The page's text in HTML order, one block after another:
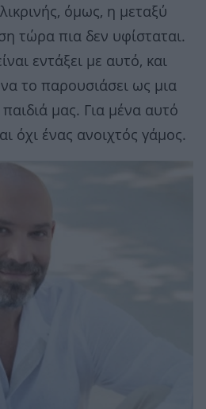
όμως, η μεταξύ
τώρα πια δεν υφίσταται.
εντάξει με αυτό, και
το παρουσιάσει ως μια
μας. Για μένα αυτό
όχι ένας ανοιχτός γάμος.